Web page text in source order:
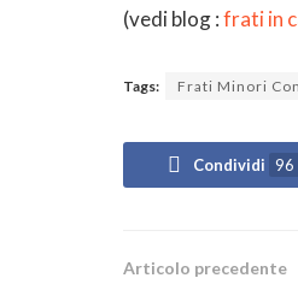
(vedi blog :frati in
Tags: Frati Minori
Condividi 96
Articolo precedente